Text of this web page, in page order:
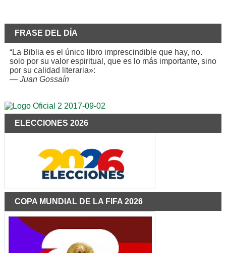
FRASE DEL DÍA
“La Biblia es el único libro imprescindible que hay, no.
solo por su valor espiritual, que es lo más importante, sino
por su calidad literaria»:
— Juan Gossaín
ELECCIONES 2026
COPA MUNDIAL DE LA FIFA 2026